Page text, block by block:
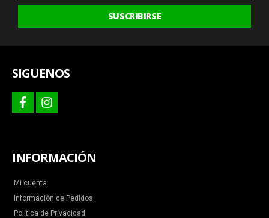
últimas
y
SUSCRIBIRSE
SIGUENOS
facebookinstagram
INFORMACIÓN
Mi cuenta
Información de Pedidos
Política de Privacidad